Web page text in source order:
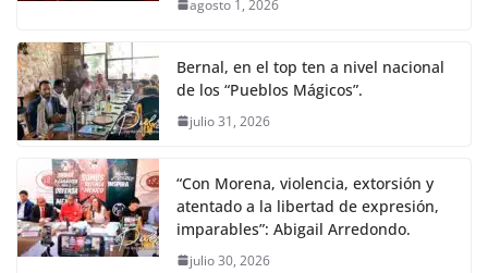
agosto 1, 2026
Bernal, en el top ten a nivel nacional
de los “Pueblos Mágicos”.
julio 31, 2026
“Con Morena, violencia, extorsión y
atentado a la libertad de expresión,
imparables”: Abigail Arredondo.
julio 30, 2026